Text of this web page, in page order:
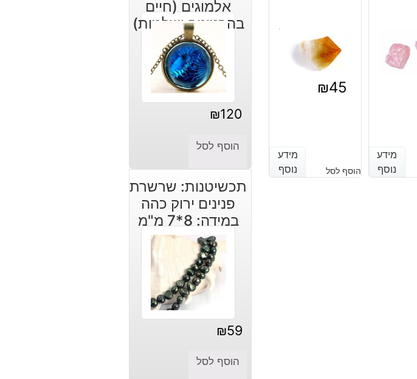
מידע
נוסף
מידע
נוסף
₪45
מידע
נוסף
הוסף לסל
מידע
נוסף
אלמוגים (חיים
בהרמוניה ושלמות)
₪120
הוסף לסל
תכשיטנות: שרשרת
פנינים ירוק כהה
במידה: 8*7 מ"מ
₪59
הוסף לסל